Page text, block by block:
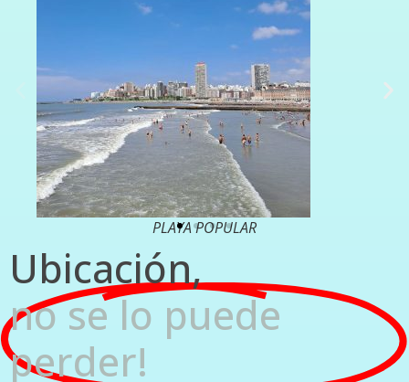
PLAYA POPULAR
Ubicación,
no se lo puede
perder!